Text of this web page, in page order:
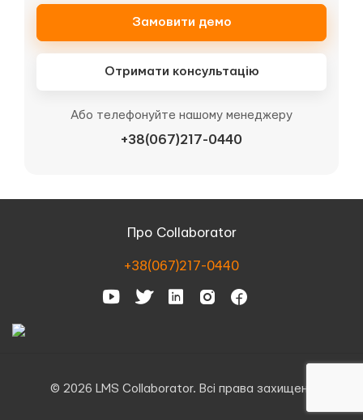
Замовити демо
Отримати консультацію
Або телефонуйте нашому менеджеру
+38(067)217-0440
Про Collaborator
+38(067)217-0440
© 2026 LMS Collaborator. Всі права захищені.